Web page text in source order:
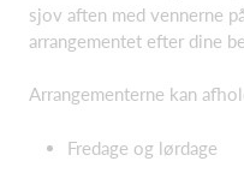
sjov aften med vennerne
arrangementet efter dine
Arrangementerne kan
Fredage og lørdage